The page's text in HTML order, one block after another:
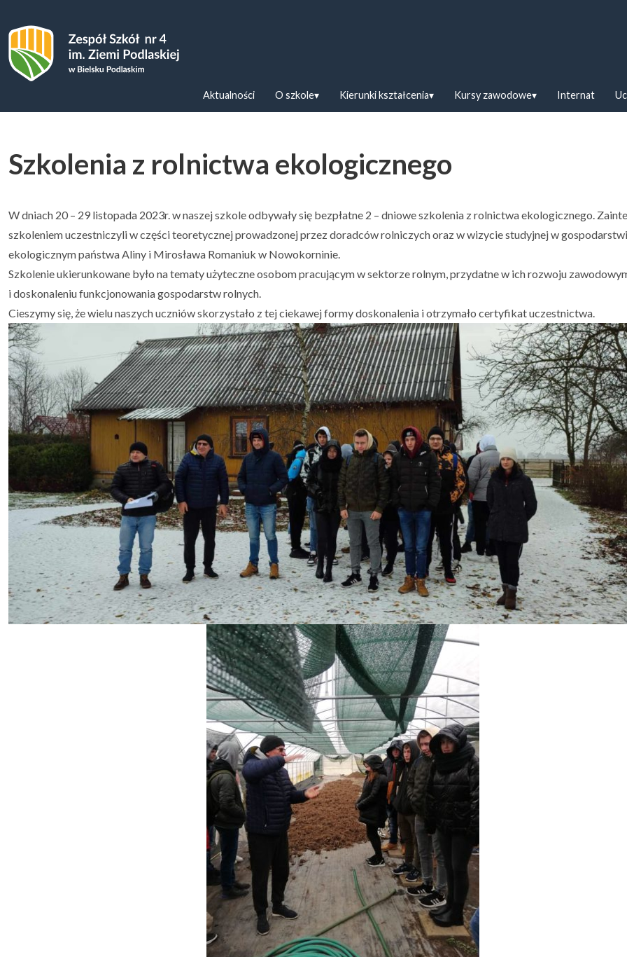
Zespoł Szkół nr 4 im. Ziemi Podlaskiej w Bielsku Podlaskim
Aktualności O szkole Kierunki kształcenia Kursy zawodowe Internat
Szkolenia z rolnictwa ekologicznego
W dniach 20 – 29 listopada 2023r. w naszej szkole odbywały się bezpłatne 2 – dniowe szkolenia z rolnictwa ekologicznego.
szkoleniem uczestniczyli w części teoretycznej prowadzonej przez doradców rolniczych oraz w wizycie studyjnej w
ekologicznym państwa Aliny i Mirosława Romaniuk w Nowokorninie.
Szkolenie ukierunkowane było na tematy użyteczne osobom pracującym w sektorze rolnym, przydatne w ich rozwoju
i doskonaleniu funkcjonowania gospodarstw rolnych.
Cieszymy się, że wielu naszych uczniów skorzystało z tej ciekawej formy doskonalenia i otrzymało certyfikat uczestnictwa.